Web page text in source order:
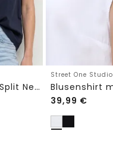
Blusenshirt mit Split Neck und Volant-Ärmeln
Street One Studio
39,99 €